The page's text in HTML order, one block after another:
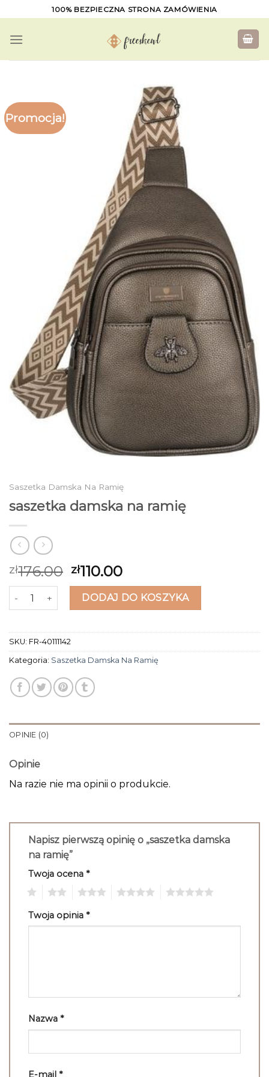
to
content
100% BEZPIECZNA STRONA ZAMÓWIENIA
Promocja!
Saszetka Damska Na Ramię
saszetka damska na ramię
zł176.00 zł110.00
ilość saszetka damska na ramię
DODAJ DO KOSZYKA
SKU: FR-40111142
Kategoria: Saszetka Damska Na Ramię
OPINIE (0)
Opinie
Na razie nie ma opinii o produkcie.
Napisz pierwszą opinię o „saszetka damska
na ramię”
Twoja ocena *
Twoja opinia *
Nazwa *
E-mail *